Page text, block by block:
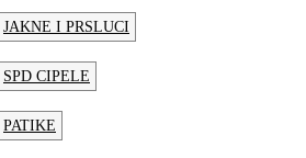
JAKNE I PRSLUCI
SPD CIPELE
PATIKE